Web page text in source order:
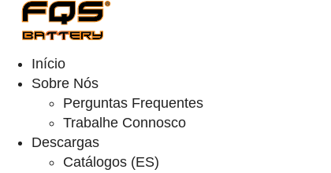
Início
Sobre Nós
Perguntas Frequentes
Trabalhe Connosco
Descargas
Catálogos (ES)